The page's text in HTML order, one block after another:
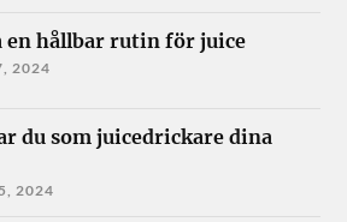
en hållbar rutin för juice
2024
du som juicedrickare dina
2024